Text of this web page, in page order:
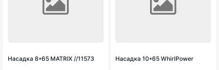
Насадка 8*65 MATRIX //11573 Насадка 10*65 WhirlPower